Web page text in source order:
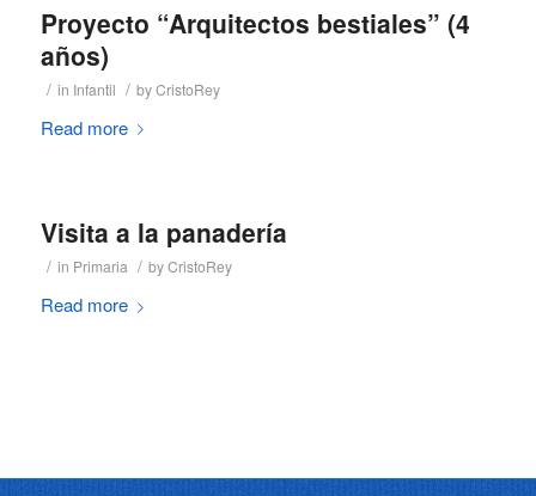
Proyecto “Arquitectos bestiales” (4
años)
/ in Infantil / byCristoRey
Read more
Visita a la panadería
/ in Primaria / byCristoRey
Read more